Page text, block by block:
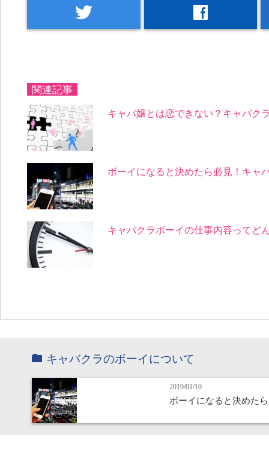
twitter facebook
関連記事
キャバ嬢とは恋できない？キャバク
ボーイになると決めたら必見！キャ
キャバクラボーイの仕事内容ってど
キャバクラのボーイについて
2019/01/10
ボーイになると決めた